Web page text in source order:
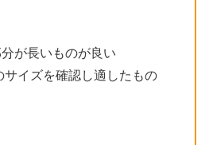
が長いものが良い
イズを確認し適したもの